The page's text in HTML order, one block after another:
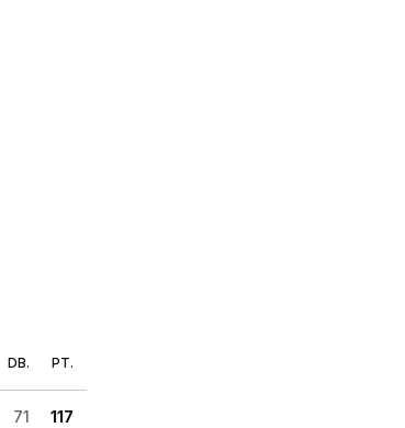
DB. PT.
71 117